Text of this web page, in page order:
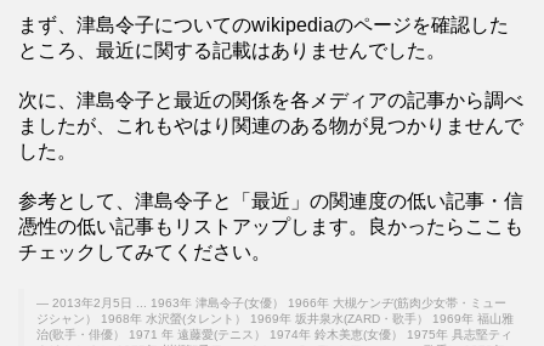
まず、津島令子についてのwikipediaのページを確認した
ところ、最近に関する記載はありませんでした。
次に、津島令子と最近の関係を各メディアの記事から調べ
ましたが、これもやはり関連のある物が見つかりませんで
した。
参考として、津島令子と「最近」の関連度の低い記事・信
憑性の低い記事もリストアップします。良かったらここも
チェックしてみてください。
2013年2月5日 ... 1963年 津島令子(女優） 1966年 大槻ケンヂ(筋肉少女帯・ミュー
ジシャン） 1968年 水沢螢(タレント） 1969年 坂井泉水(ZARD・歌手） 1969年 福山雅
治(歌手・俳優） 1971 年 遠藤愛(テニス） 1974年 鈴木美恵(女優） 1975年 具志堅ティ